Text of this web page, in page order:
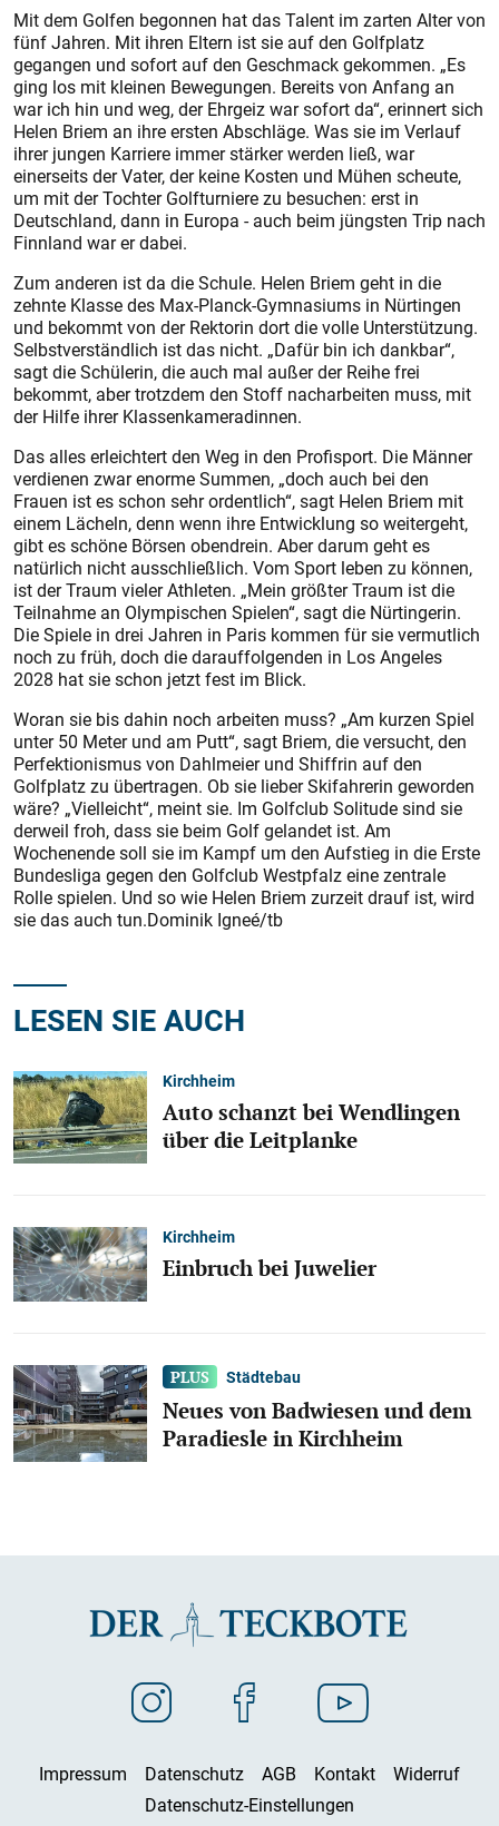
Mit dem Golfen begonnen hat das Talent im zarten Alter von
fünf Jahren. Mit ihren Eltern ist sie auf den Golfplatz
gegangen und sofort auf den Geschmack gekommen. „Es
ging los mit kleinen Bewegungen. Bereits von Anfang an
war ich hin und weg, der Ehrgeiz war sofort da“, erinnert sich
Helen Briem an ihre ersten Abschläge. Was sie im Verlauf
ihrer jungen Karriere immer stärker werden ließ, war
einerseits der Vater, der keine Kosten und Mühen scheute,
um mit der Tochter Golfturniere zu besuchen: erst in
Deutschland, dann in Europa - auch beim jüngsten Trip nach
Finnland war er dabei.
Zum anderen ist da die Schule. Helen Briem geht in die
zehnte Klasse des Max-Planck-Gymnasiums in Nürtingen
und bekommt von der Rektorin dort die volle Unterstützung.
Selbstverständlich ist das nicht. „Dafür bin ich dankbar“,
sagt die Schülerin, die auch mal außer der Reihe frei
bekommt, aber trotzdem den Stoff nacharbeiten muss, mit
der Hilfe ihrer Klassenkameradinnen.
Das alles erleichtert den Weg in den Profisport. Die Männer
verdienen zwar enorme Summen, „doch auch bei den
Frauen ist es schon sehr ordentlich“, sagt Helen Briem mit
einem Lächeln, denn wenn ihre Entwicklung so weitergeht,
gibt es schöne Börsen obendrein. Aber darum geht es
natürlich nicht ausschließlich. Vom Sport leben zu können,
ist der Traum vieler Athleten. „Mein größter Traum ist die
Teilnahme an Olympischen Spielen“, sagt die Nürtingerin.
Die Spiele in drei Jahren in Paris kommen für sie vermutlich
noch zu früh, doch die darauffolgenden in Los Angeles
2028 hat sie schon jetzt fest im Blick.
Woran sie bis dahin noch arbeiten muss? „Am kurzen Spiel
unter 50 Meter und am Putt“, sagt Briem, die versucht, den
Perfektionismus von Dahlmeier und Shiffrin auf den
Golfplatz zu übertragen. Ob sie lieber Skifahrerin geworden
wäre? „Vielleicht“, meint sie. Im Golfclub Solitude sind sie
derweil froh, dass sie beim Golf gelandet ist. Am
Wochenende soll sie im Kampf um den Aufstieg in die Erste
Bundesliga gegen den Golfclub Westpfalz eine zentrale
Rolle spielen. Und so wie Helen Briem zurzeit drauf ist, wird
sie das auch tun.Dominik Igneé/tb
LESEN SIE AUCH
Kirchheim
Auto schanzt bei Wendlingen
über die Leitplanke
Kirchheim
Einbruch bei Juwelier
Städtebau
Neues von Badwiesen und dem
Paradiesle in Kirchheim
Impressum Datenschutz AGB Kontakt
Widerruf
Datenschutz-Einstellungen